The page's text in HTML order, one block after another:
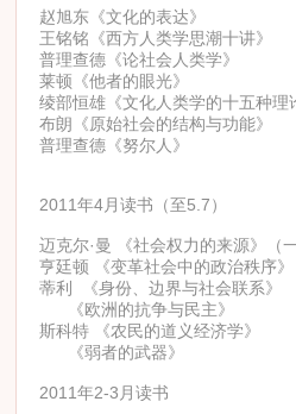
赵旭东《文化的表达》
王铭铭《西方人类学思潮十讲》
普理查德《论社会人类学》
莱顿《他者的眼光》
绫部恒雄《文化人类学的十五种理
布朗《原始社会的结构与功能》
普理查德《努尔人》
2011年4月读书（至5.7）
迈克尔·曼 《社会权力的来源》（
亨廷顿 《变革社会中的政治秩序》
蒂利 《身份、边界与社会联系》
《欧洲的抗争与民主》
斯科特 《农民的道义经济学》
《弱者的武器》
2011年2-3月读书